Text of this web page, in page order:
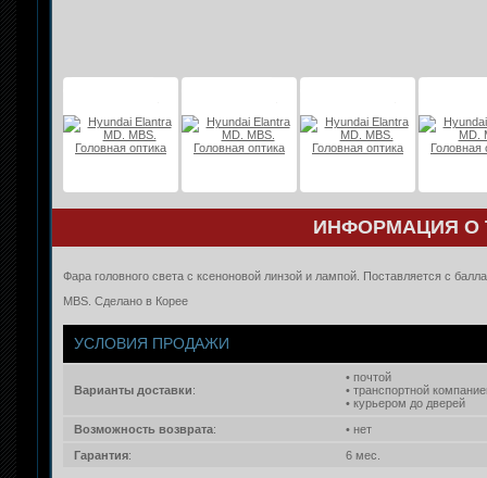
ИНФОРМАЦИЯ О
Фара головного света с ксеноновой линзой и лампой. Поставляется с
MBS. Сделано в Корее
УСЛОВИЯ ПРОДАЖИ
Варианты доставки:
• почтой
• транспортной
• курьером до дверей
Возможность возврата:
• нет
Гарантия: 6 мес.